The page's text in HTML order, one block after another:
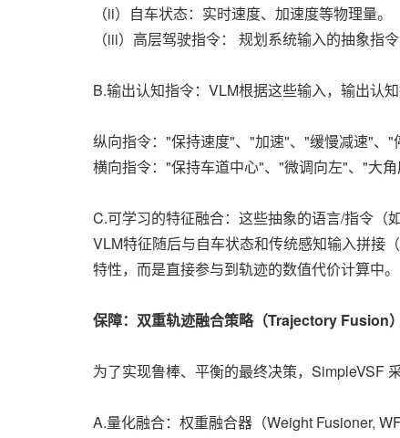
（ii）自车状态：实时速度、加速度等物理量。
（iii）高层驾驶指令： 规划系统输入的抽象指
B.输出认知指令：VLM根据这些输入，输出认
纵向指令："保持速度"、"加速"、"缓慢减速"、"
横向指令："保持车道中心"、"微调向左"、"大
C.可学习的特征融合：这些抽象的语言/指令（
VLM特征随后与自车状态和传统感知输入拼接
特性，而是直接参与到轨迹的数值代价计算中。
保障：双重轨迹融合策略（Trajectory Fusion）
为了实现鲁棒、平衡的最终决策，SimpleVSF
A.量化融合：权重融合器（Weight Fusioner, WF